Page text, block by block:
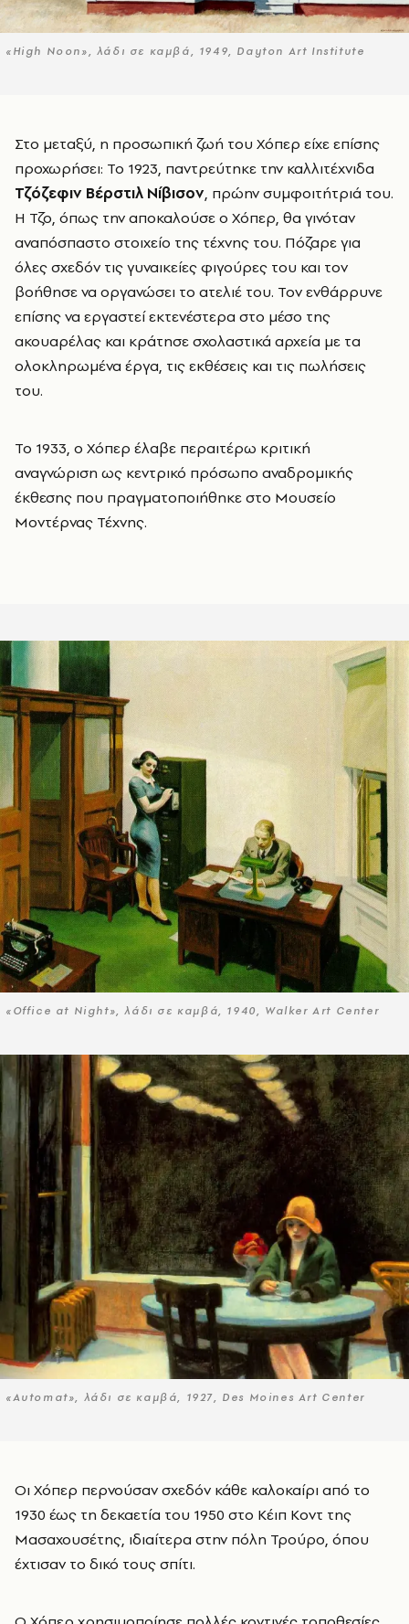
«High Noon», λάδι σε καμβά, 1949, Dayton Art Institute
Στο μεταξύ, η προσωπική ζωή του Χόπερ είχε επίσης
προχωρήσει: Το 1923, παντρεύτηκε την καλλιτέχνιδα
Τζόζεφιν Βέρστιλ Νίβισον, πρώην συμφοιτήτριά του.
Η Τζο, όπως την αποκαλούσε ο Χόπερ, θα γινόταν
αναπόσπαστο στοιχείο της τέχνης του. Πόζαρε για
όλες σχεδόν τις γυναικείες φιγούρες του και τον
βοήθησε να οργανώσει το ατελιέ του. Τον ενθάρρυνε
επίσης να εργαστεί εκτενέστερα στο μέσο της
ακουαρέλας και κράτησε σχολαστικά αρχεία με τα
ολοκληρωμένα έργα, τις εκθέσεις και τις πωλήσεις
του.
Το 1933, ο Χόπερ έλαβε περαιτέρω κριτική
αναγνώριση ως κεντρικό πρόσωπο αναδρομικής
έκθεσης που πραγματοποιήθηκε στο Μουσείο
Μοντέρνας Τέχνης.
«Office at Night», λάδι σε καμβά, 1940, Walker Art Center
«Automat», λάδι σε καμβά, 1927, Des Moines Art Center
Οι Χόπερ περνούσαν σχεδόν κάθε καλοκαίρι από το
1930 έως τη δεκαετία του 1950 στο Κέιπ Κοντ της
Μασαχουσέτης, ιδιαίτερα στην πόλη Τρούρο, όπου
έχτισαν το δικό τους σπίτι.